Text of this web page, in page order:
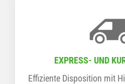
EXPRESS- UND
Effiziente Disposition mit